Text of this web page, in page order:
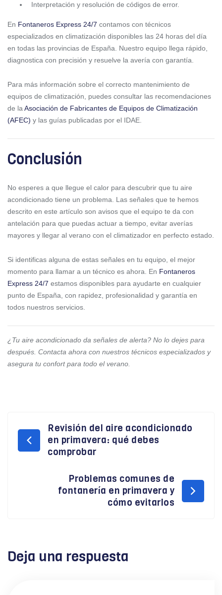
Interpretación y resolución de códigos de error.
En Fontaneros Express 24/7 contamos con técnicos
especializados en climatización disponibles las 24 horas del día
en todas las provincias de España. Nuestro equipo llega rápido,
diagnostica con precisión y resuelve la avería con garantía.
Para más información sobre el correcto mantenimiento de
equipos de climatización, puedes consultar las recomendaciones
de la Asociación de Fabricantes de Equipos de Climatización
(AFEC) y las guías publicadas por el IDAE.
Conclusión
No esperes a que llegue el calor para descubrir que tu aire
acondicionado tiene un problema. Las señales que te hemos
descrito en este artículo son avisos que el equipo te da con
antelación para que puedas actuar a tiempo, evitar averías
mayores y llegar al verano con el climatizador en perfecto estado.
Si identificas alguna de estas señales en tu equipo, el mejor
momento para llamar a un técnico es ahora. En Fontaneros
Express 24/7 estamos disponibles para ayudarte en cualquier
punto de España, con rapidez, profesionalidad y garantía en
todos nuestros servicios.
¿Tu aire acondicionado da señales de alerta? No lo dejes para
después. Contacta ahora con nuestros técnicos especializados y
asegura tu confort para todo el verano.
Navegación
entradas
Revisión del aire acondicionado
en primavera: qué debes
comprobar
Problemas comunes de
fontanería en primavera y
cómo evitarlos
Deja una respuesta